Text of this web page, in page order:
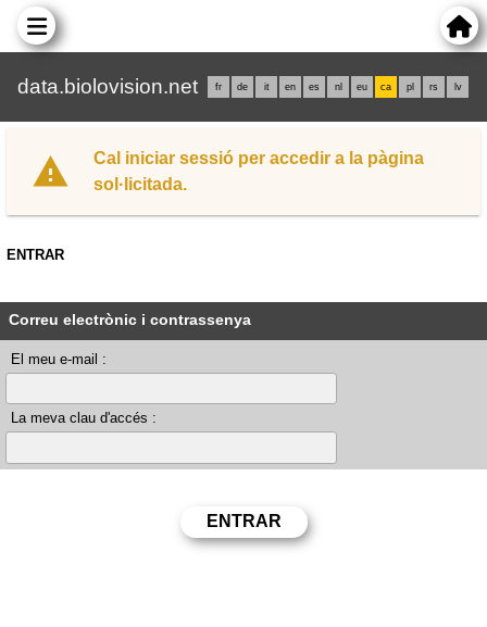
data.biolovision.net fr de it en es nl eu ca pl rs lv
Cal iniciar sessió per accedir a la pàgina
sol·licitada.
ENTRAR
Correu electrònic i contrassenya
El meu e-mail :
La meva clau d'accés :